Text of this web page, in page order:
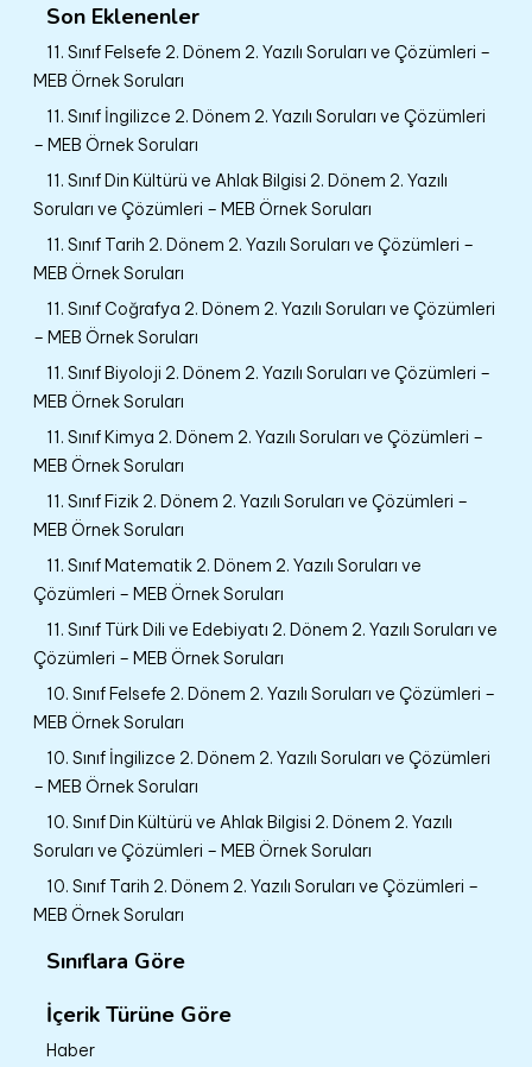
Son Eklenenler
11. Sınıf Felsefe 2. Dönem 2. Yazılı Soruları ve Çözümleri –
MEB Örnek Soruları
11. Sınıf İngilizce 2. Dönem 2. Yazılı Soruları ve Çözümleri
– MEB Örnek Soruları
11. Sınıf Din Kültürü ve Ahlak Bilgisi 2. Dönem 2. Yazılı
Soruları ve Çözümleri – MEB Örnek Soruları
11. Sınıf Tarih 2. Dönem 2. Yazılı Soruları ve Çözümleri –
MEB Örnek Soruları
11. Sınıf Coğrafya 2. Dönem 2. Yazılı Soruları ve Çözümleri
– MEB Örnek Soruları
11. Sınıf Biyoloji 2. Dönem 2. Yazılı Soruları ve Çözümleri –
MEB Örnek Soruları
11. Sınıf Kimya 2. Dönem 2. Yazılı Soruları ve Çözümleri –
MEB Örnek Soruları
11. Sınıf Fizik 2. Dönem 2. Yazılı Soruları ve Çözümleri –
MEB Örnek Soruları
11. Sınıf Matematik 2. Dönem 2. Yazılı Soruları ve
Çözümleri – MEB Örnek Soruları
11. Sınıf Türk Dili ve Edebiyatı 2. Dönem 2. Yazılı Soruları ve
Çözümleri – MEB Örnek Soruları
10. Sınıf Felsefe 2. Dönem 2. Yazılı Soruları ve Çözümleri –
MEB Örnek Soruları
10. Sınıf İngilizce 2. Dönem 2. Yazılı Soruları ve Çözümleri
– MEB Örnek Soruları
10. Sınıf Din Kültürü ve Ahlak Bilgisi 2. Dönem 2. Yazılı
Soruları ve Çözümleri – MEB Örnek Soruları
10. Sınıf Tarih 2. Dönem 2. Yazılı Soruları ve Çözümleri –
MEB Örnek Soruları
Sınıflara Göre
İçerik Türüne Göre
Haber